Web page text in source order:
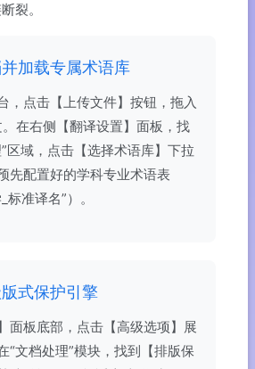
裂。
并加载专属术语库
，点击【上传文件】按钮，拖入
在右侧【翻译设置】面板，找
区域，点击【选择术语库】下拉
先配置好的学科专业术语表
标准译名”）。
式保护引擎
面板底部，点击【高级选项】展
“文档处理”模块，找到【排版保